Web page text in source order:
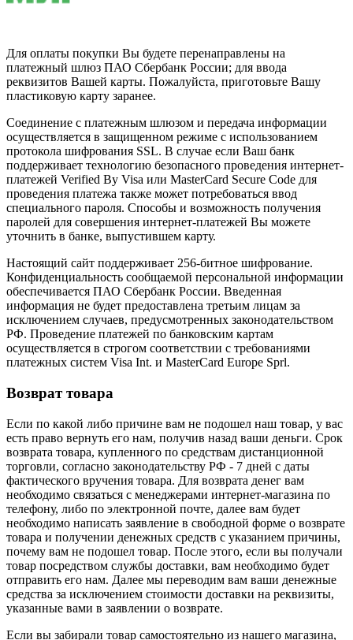
Для оплаты покупки Вы будете перенаправлены на
платежный шлюз ПАО Сбербанк России; для ввода
реквизитов Вашей карты. Пожалуйста, приготовьте Вашу
пластиковую карту заранее.
Соединение с платежным шлюзом и передача информации
осуществляется в защищенном режиме с использованием
протокола шифрования SSL. В случае если Ваш банк
поддерживает технологию безопасного проведения интернет-
платежей Verified By Visa или MasterCard Secure Code для
проведения платежа также может потребоваться ввод
специального пароля. Способы и возможность получения
паролей для совершения интернет-платежей Вы можете
уточнить в банке, выпустившем карту.
Настоящий сайт поддерживает 256-битное шифрование.
Конфиденциальность сообщаемой персональной информации
обеспечивается ПАО Сбербанк России. Введенная
информация не будет предоставлена третьим лицам за
исключением случаев, предусмотренных законодательством
РФ. Проведение платежей по банковским картам
осуществляется в строгом соответствии с требованиями
платежных систем Visa Int. и MasterCard Europe Sprl.
Возврат товара
Если по какой либо причине вам не подошел наш товар, у вас
есть право вернуть его нам, получив назад ваши деньги. Срок
возврата товара, купленного по средствам дистанционной
торговли, согласно законодательству РФ - 7 дней с даты
фактического вручения товара. Для возврата денег вам
необходимо связаться с менеджерами интернет-магазина по
телефону, либо по электронной почте, далее вам будет
необходимо написать заявление в свободной форме о возврате
товара и получении денежных средств с указанием причины,
почему вам не подошел товар. После этого, если вы получали
товар посредством службы доставки, вам необходимо будет
отправить его нам. Далее мы переводим вам ваши денежные
средства за исключением стоимости доставки на реквизиты,
указанные вами в заявлении о возврате.
Если вы забирали товар самостоятельно из нашего магазина,